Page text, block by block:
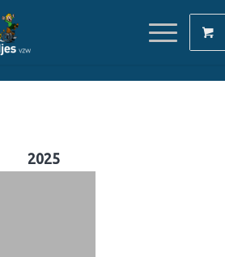
2025